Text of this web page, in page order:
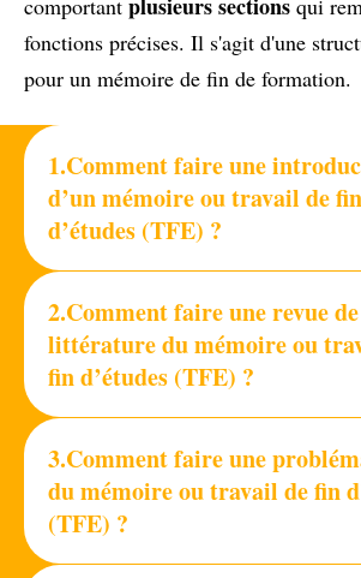
fonctions précises. Il s'agit d'une
pour un mémoire de fin de formation.
1.Comment faire une
d’un mémoire ou travail de fin
d’études (TFE) ?
2.Comment faire une revue de
littérature du mémoire ou
fin d’études (TFE) ?
3.Comment faire une
du mémoire ou travail de fin
(TFE) ?